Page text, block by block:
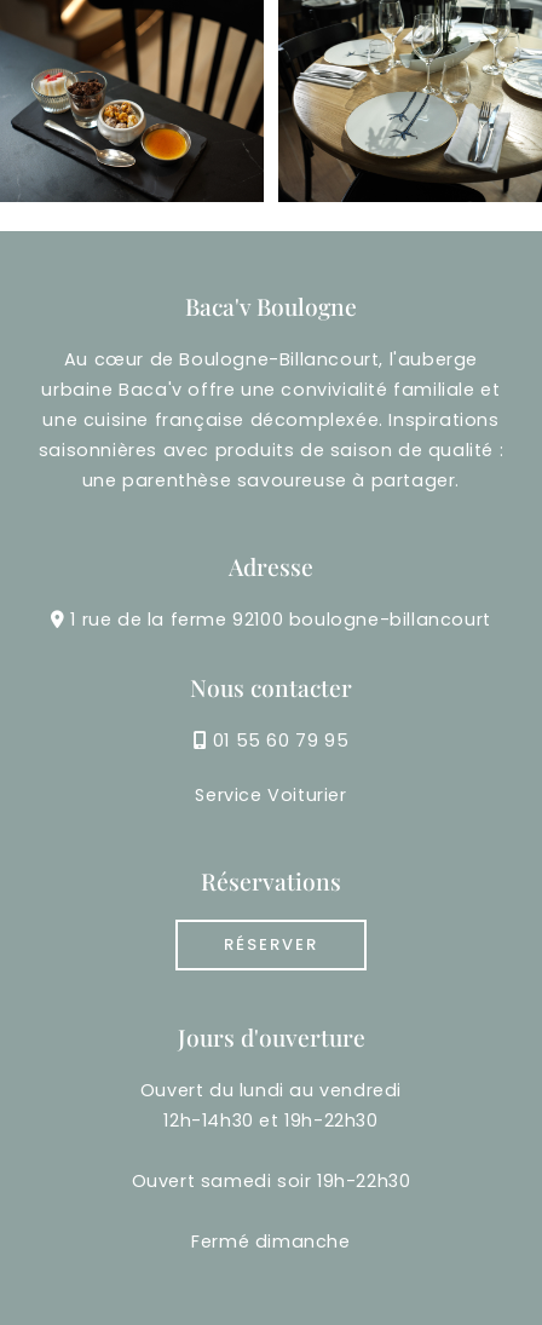
Baca'v Boulogne
Au cœur de Boulogne-Billancourt, l'auberge
urbaine Baca'v offre une convivialité familiale et
une cuisine française décomplexée. Inspirations
saisonnières avec produits de saison de qualité :
une parenthèse savoureuse à partager.
Adresse
1 rue de la ferme 92100 boulogne-billancourt
Nous contacter
01 55 60 79 95
Service Voiturier
Réservations
RÉSERVER
Jours d'ouverture
Ouvert du lundi au vendredi
12h-14h30 et 19h-22h30
Ouvert samedi soir 19h-22h30
Fermé dimanche